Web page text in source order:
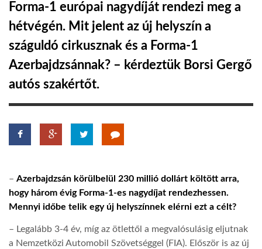
GLOBOTV BP
HÍR3D
GLOBOTV
AFRIKA TUDÁSTÁR
Forma-1 európai nagydíját rendezi meg a
hétvégén. Mit jelent az új helyszín a
száguldó cirkusznak és a Forma-1
Azerbajdzsánnak? – kérdeztük Borsi Gergő
autós szakértőt.
– Azerbajdzsán körülbelül 230 millió dollárt költött arra,
hogy három évig Forma-1-es nagydíjat rendezhessen.
Mennyi időbe telik egy új helyszínnek elérni ezt a célt?
– Legalább 3-4 év, míg az ötlettől a megvalósulásig eljutnak
a Nemzetközi Automobil Szövetséggel (FIA). Először is az új